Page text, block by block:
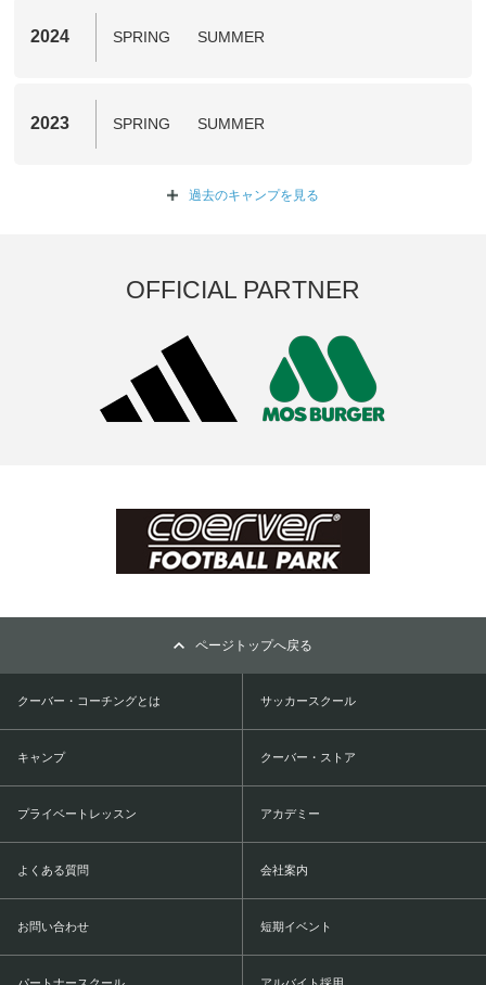
2024 SPRING SUMMER
2023 SPRING SUMMER
過去のキャンプを 見る
OFFICIAL PARTNER
ページトップへ戻る
クーバー・コーチングとは サッカースクール
キャンプ クーバー・ストア
プライベートレッスン アカデミー
よくある質問 会社案内
お問い合わせ 短期イベント